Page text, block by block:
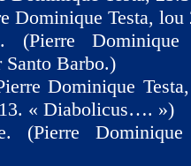
Dominique Testa, lou
(Pierre
Santo Barbo.)
Dominique
« Diabolicus…. »)
(Pierre